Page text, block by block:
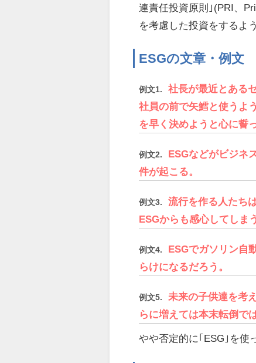
連責任投資原則｣(PRI、
を考慮した投資をするよ
ESGの文章・例文
例文1.
社長が最近とある
社員の前で矢鱈と使うよ
を早く決めようと心に誓
例文2.
ESGなどがビジネ
件が起こる。
例文3.
流行を作る人たち
ESGからも感心してしま
例文4.
ESGでガソリン自
らけになるだろう。
例文5.
未来の子供達を考
らに増えては本末転倒で
やや否定的に｢ESG｣を使